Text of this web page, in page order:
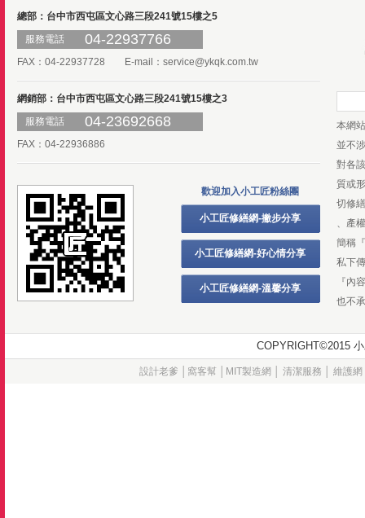
總部：台中市西屯區文心路三段241號15樓之5
服務電話
04-22937766
FAX：04-22937728 E-mail： service@ykqk.com.tw
網銷部：台中市西屯區文心路三段241號15樓之3
服務電話
04-23692668
FAX：04-22936886
歡迎加入小工匠粉絲團
小工匠修繕網-撇步分享
小工匠修繕網-好心情分享
小工匠修繕網-溫馨分享
本網
並不
對各
質或
切修
、產
簡稱
私下
『內
也不
設計老爹 窩客幫│ MIT製造網 清潔服務 維護網